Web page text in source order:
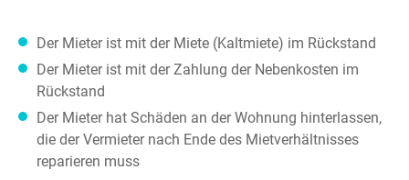
Der Mieter ist mit der Miete (Kaltmiete) im Rückstand
Der Mieter ist mit der Zahlung der Nebenkosten im
Rückstand
Der Mieter hat Schäden an der Wohnung hinterlassen,
die der Vermieter nach Ende des Mietverhältnisses
reparieren muss